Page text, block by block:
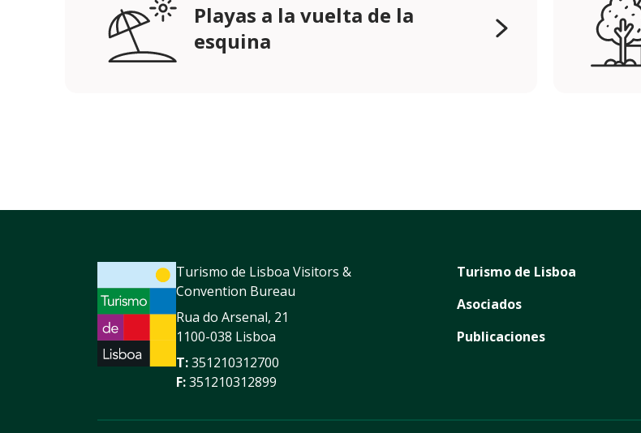
Playas a la vuelta de la
esquina
Turismo de Lisboa Visitors &
Convention Bureau
Rua do Arsenal, 21
1100-038 Lisboa
T:351210312700
F:351210312899
Turismo de Lisboa
Asociados
Publicaciones